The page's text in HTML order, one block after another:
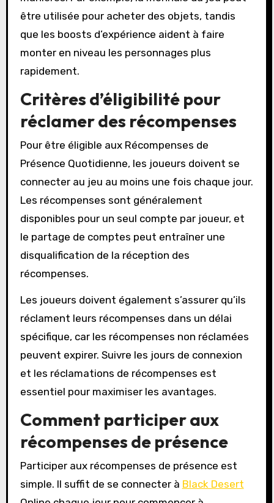
être utilisée pour acheter des objets, tandis
que les boosts d’expérience aident à faire
monter en niveau les personnages plus
rapidement.
Critères d’éligibilité pour
réclamer des récompenses
Pour être éligible aux Récompenses de
Présence Quotidienne, les joueurs doivent se
connecter au jeu au moins une fois chaque jour.
Les récompenses sont généralement
disponibles pour un seul compte par joueur, et
le partage de comptes peut entraîner une
disqualification de la réception des
récompenses.
Les joueurs doivent également s’assurer qu’ils
réclament leurs récompenses dans un délai
spécifique, car les récompenses non réclamées
peuvent expirer. Suivre les jours de connexion
et les réclamations de récompenses est
essentiel pour maximiser les avantages.
Comment participer aux
récompenses de présence
Participer aux récompenses de présence est
simple. Il suffit de se connecter à Black Desert